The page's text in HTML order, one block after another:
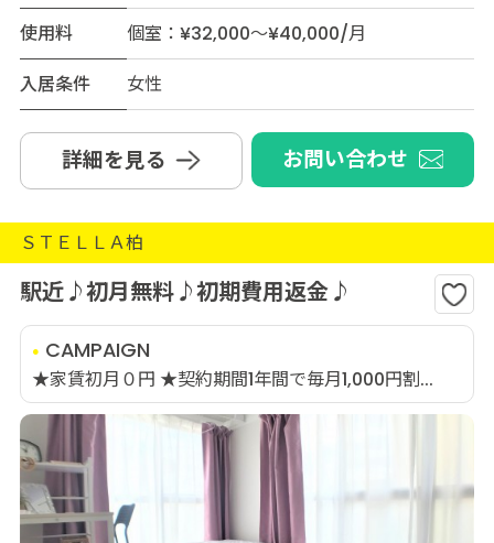
使用料
個室：¥32,000～¥40,000/月
入居条件
女性
詳細を見る お問い合わせ
ＳＴＥＬＬＡ柏
駅近♪初月無料♪初期費用返金♪
CAMPAIGN
★家賃初月０円 ★契約期間1年間で毎月1,000円割...